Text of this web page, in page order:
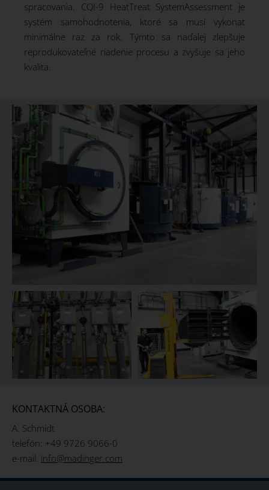
spracovania. CQI-9 HeatTreat SystemAssessment je
systém samohodnotenia, ktoré sa musí vykonať
minimálne raz za rok. Týmto sa naďalej zlepšuje
reprodukovateľné riadenie procesu a zvyšuje sa jeho
kvalita.
KONTAKTNÁ OSOBA:
A. Schmidt
telefón: +49 9726 9066-0
e-mail: info@madinger.com